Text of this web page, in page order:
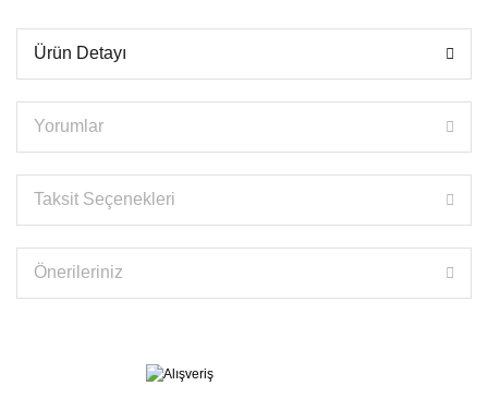
Ürün Detayı
Yorumlar
Taksit Seçenekleri
Önerileriniz